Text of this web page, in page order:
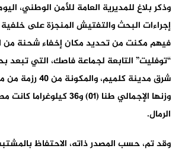
وذكر بلاغ للمديرية العامة للأمن الوطني،
إجراءات البحث والتفتيش المنجزة على
فيهم مكنت من تحديد مكان إخفاء شحنة من
شرق مدينة كلميم،
وزنها الإجمالي طنا (01) و36
الرمال.
وقد تم، حسب المصدر ذاته، الاحتفاظ